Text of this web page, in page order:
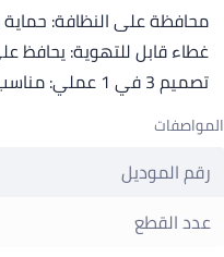
محافظة على النظافة: حماية
غطاء قابل للتهوية: يحافظ
تصميم 3 في 1 عملي: مناسب لفرشاة الأسنان، معجون الأسنان، والإكسسوارات الصغيرة
المواصفات
رقم الموديل
عدد القطع